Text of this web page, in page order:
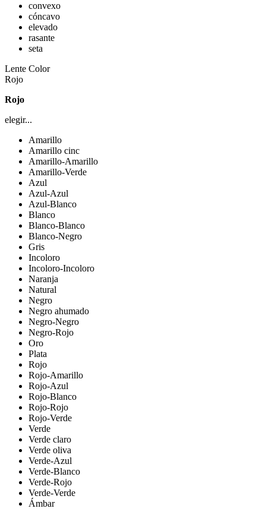
convexo
cóncavo
elevado
rasante
seta
Lente Color
Rojo
Rojo
elegir...
Amarillo
Amarillo cinc
Amarillo-Amarillo
Amarillo-Verde
Azul
Azul-Azul
Azul-Blanco
Blanco
Blanco-Blanco
Blanco-Negro
Gris
Incoloro
Incoloro-Incoloro
Naranja
Natural
Negro
Negro ahumado
Negro-Negro
Negro-Rojo
Oro
Plata
Rojo
Rojo-Amarillo
Rojo-Azul
Rojo-Blanco
Rojo-Rojo
Rojo-Verde
Verde
Verde claro
Verde oliva
Verde-Azul
Verde-Blanco
Verde-Rojo
Verde-Verde
Ámbar